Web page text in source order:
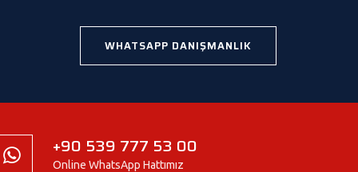
WHATSAPP DANIŞMANLIK
+90 539 777 53 00
Online WhatsApp Hattımız